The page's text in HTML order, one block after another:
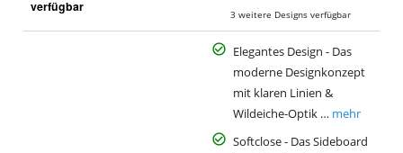
verfügbar
3 weitere Designs verfügbar
Elegantes Design - Das
moderne Designkonzept
mit klaren Linien &
Wildeiche-Optik … mehr
Softclose - Das Sideboard